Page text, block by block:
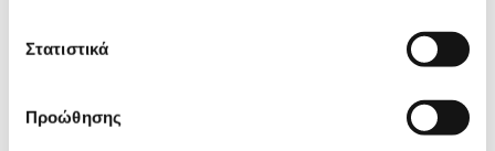
Στατιστικά
Προώθησης